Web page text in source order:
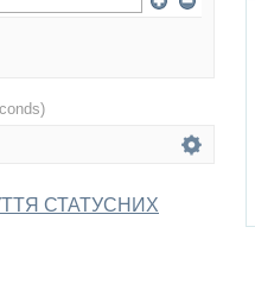
СТАТУСНИХ